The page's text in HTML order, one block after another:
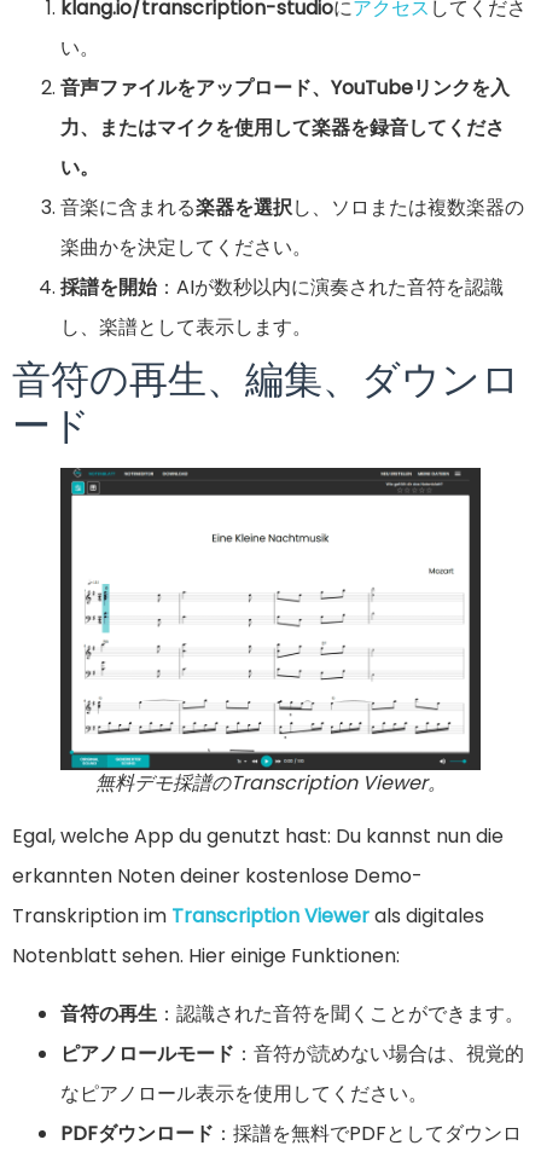
klang.io/transcription-studioにアクセス してくださ
い。
音声ファイルをアップロード、YouTubeリンクを入
力、またはマイクを使用して楽器を録音してくださ
い。
音楽に含まれる楽器を選択し、ソロまたは複数楽器の
楽曲かを決定してください。
採譜を開始：AIが数秒以内に演奏された音符を認識
し、楽譜として表示します。
音符の再生、編集、ダウンロ
ード
無料デモ採譜のTranscription Viewer。
Egal, welche App du genutzt hast: Du kannst nun die
erkannten Noten deiner kostenlose Demo-
Transkription im Transcription Viewerals digitales
Notenblatt sehen. Hier einige Funktionen:
音符の再生 ：認識された音符を聞くことができます。
ピアノロールモード ：音符が読めない場合は、視覚的
なピアノロール表示を使用してください。
PDFダウンロード ：採譜を無料でPDFとしてダウンロ